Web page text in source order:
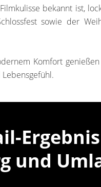
bekannt ist,
sowie der
Komfort
und